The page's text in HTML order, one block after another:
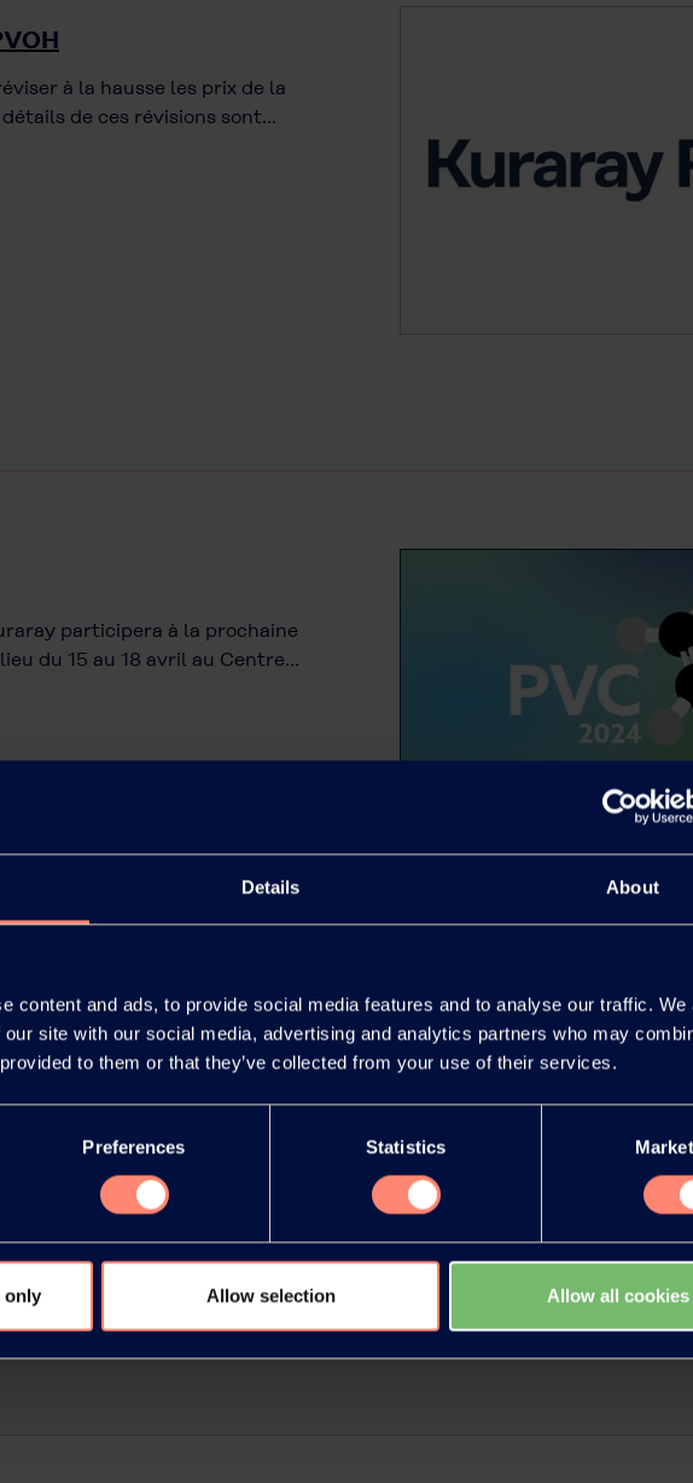
Details About
content and ads, to provide social media features and to analyse our traffic. We
site with our social media, advertising and analytics partners who may
to them or that they’ve collected from your use of their services.
Preferences Statistics
only Allow selection Allow all cookies
à la hausse les prix de la
de ces révisions sont…
participera à la prochaine
du 15 au 18 avril au Centre…
2024, où Kuraray sera fier de
Isopentyldiol et